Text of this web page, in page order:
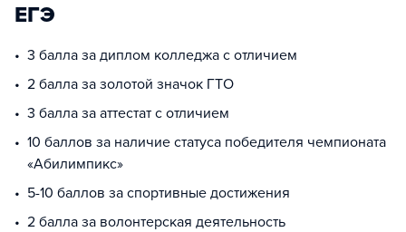
ЕГЭ
3 балла за диплом колледжа с отличием
2 балла за золотой значок ГТО
3 балла за аттестат с отличием
10 баллов за наличие статуса победителя чемпионата
«Абилимпикс»
5-10 баллов за спортивные достижения
2 балла за волонтерская деятельность